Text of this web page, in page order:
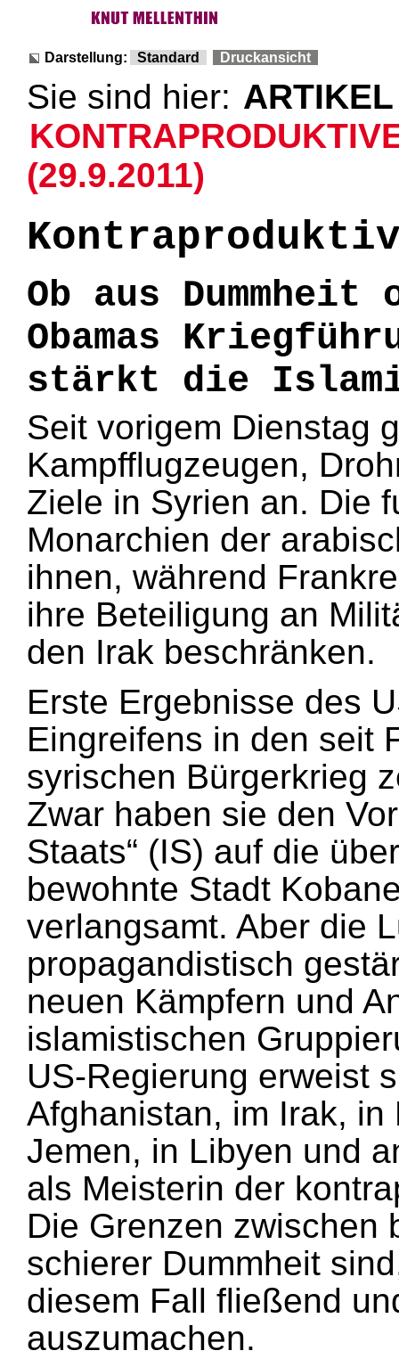
Darstellung: Standard Druckansicht
Sie sind hier: ARTIKEL
(29.9.2011)
Ob aus
Obamas
stärkt die
Seit vorigem Dienstag
Kampfflugzeugen,
Ziele in Syrien an. Die
Monarchien der
ihnen, während
ihre Beteiligung an
den Irak beschränken.
Erste Ergebnisse des
Eingreifens in den seit
syrischen Bürgerkrieg
Zwar haben sie den
Staats“ (IS) auf die
bewohnte Stadt
verlangsamt. Aber die
propagandistisch
neuen Kämpfern und
islamistischen
US-Regierung erweist
Afghanistan, im Irak,
Jemen, in Libyen und
als Meisterin der
Die Grenzen zwischen
schierer Dummheit
diesem Fall fließend
auszumachen.